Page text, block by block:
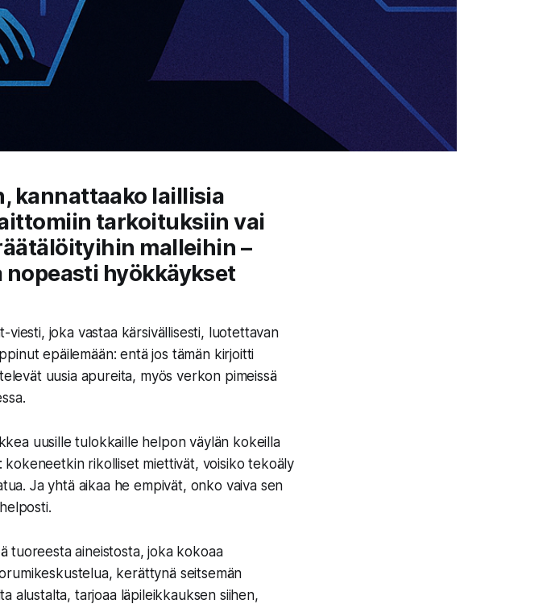
kannattaako laillisia
tarkoituksiin vai
malleihin –
hyökkäykset
joka vastaa kärsivällisesti, luotettavan
epäilemään: entä jos tämän kirjoitti
uusia apureita, myös verkon pimeissä
uusille tulokkaille helpon väylän kokeilla
rikolliset miettivät, voisiko tekoäly
Ja yhtä aikaa he empivät, onko vaiva sen
tuoreesta aineistosta, joka kokoaa
kerättynä seitsemän
alustalta, tarjoaa läpileikkauksen siihen,